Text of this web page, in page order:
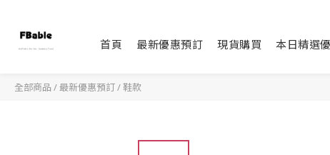
首頁 最新優惠預訂 現貨購買 本日精選
全部商品 /最新優惠預訂/鞋款